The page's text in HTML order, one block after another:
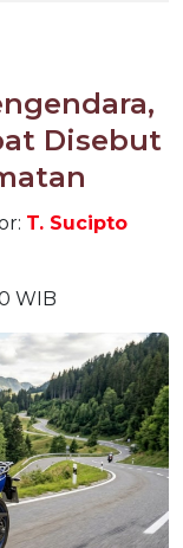
Disebut
T. Sucipto
WIB